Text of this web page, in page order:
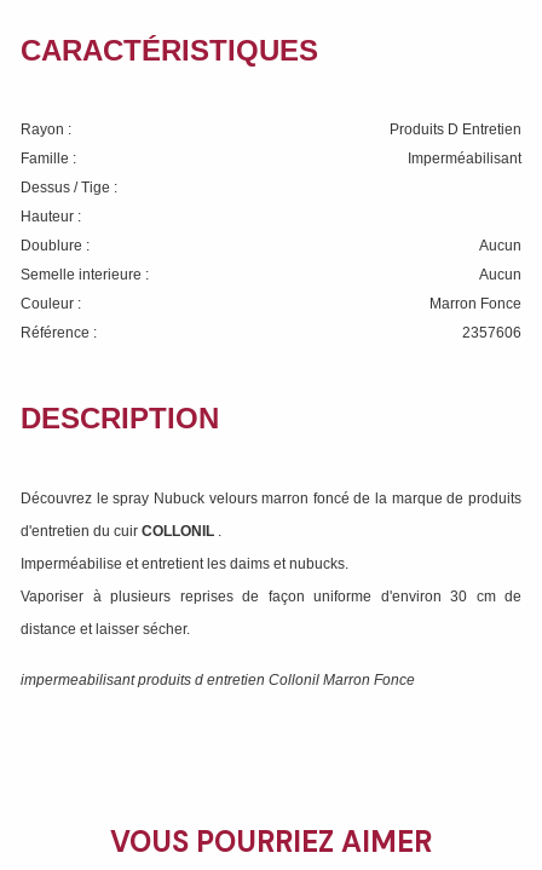
CARACTÉRISTIQUES
Rayon :
Produits D Entretien
Famille :
Imperméabilisant
Dessus / Tige :
Hauteur :
Doublure :
Aucun
Semelle interieure :
Aucun
Couleur :
Marron Fonce
Référence :
2357606
DESCRIPTION
Découvrez le spray Nubuck velours marron foncé de la marque de produits
d'entretien du cuir COLLONIL .
Imperméabilise et entretient les daims et nubucks.
Vaporiser à plusieurs reprises de façon uniforme d'environ 30 cm de
distance et laisser sécher.
impermeabilisant produits d entretien Collonil Marron Fonce
VOUS POURRIEZ AIMER